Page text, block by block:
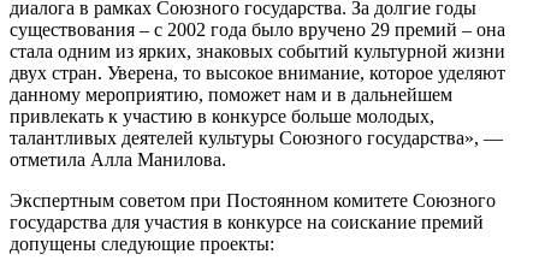
диалога в рамках Союзного государства. За долгие годы
существования – с 2002 года было вручено 29 премий – она
стала одним из ярких, знаковых событий культурной жизни
двух стран. Уверена, то высокое внимание, которое уделяют
данному мероприятию, поможет нам и в дальнейшем
привлекать к участию в конкурсе больше молодых,
талантливых деятелей культуры Союзного государства», —
отметила Алла Манилова.
Экспертным советом при Постоянном комитете Союзного
государства для участия в конкурсе на соискание премий
допущены следующие проекты: